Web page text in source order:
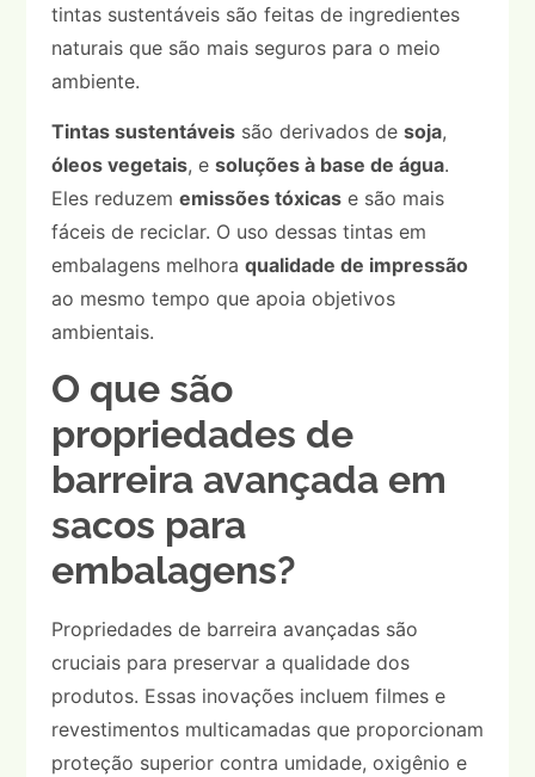
tintas sustentáveis são feitas de ingredientes
naturais que são mais seguros para o meio
ambiente.
Tintas sustentáveissão derivados de soja,
óleos vegetais, e soluções à base de água.
Eles reduzem emissões tóxicase são mais
fáceis de reciclar. O uso dessas tintas em
embalagens melhora qualidade de impressão
ao mesmo tempo que apoia objetivos
ambientais.
O que são
propriedades de
barreira avançada em
sacos para
embalagens?
Propriedades de barreira avançadas são
cruciais para preservar a qualidade dos
produtos. Essas inovações incluem filmes e
revestimentos multicamadas que proporcionam
proteção superior contra umidade, oxigênio e